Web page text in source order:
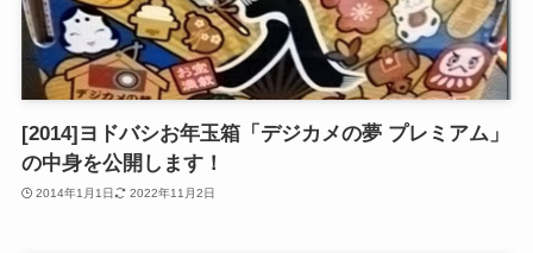
[2014]ヨドバシお年玉箱「デジカメの夢 プレミアム」
の中身を公開します！
2014年1月1日 2022年11月2日